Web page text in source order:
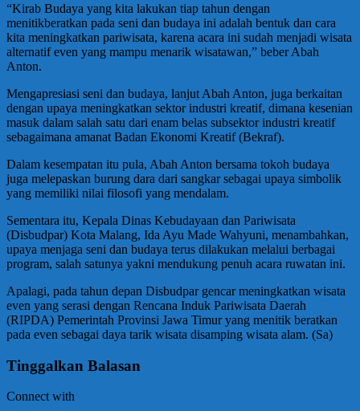
“Kirab Budaya yang kita lakukan tiap tahun dengan
menitikberatkan pada seni dan budaya ini adalah bentuk dan cara
kita meningkatkan pariwisata, karena acara ini sudah menjadi wisata
alternatif even yang mampu menarik wisatawan,” beber Abah
Anton.
Mengapresiasi seni dan budaya, lanjut Abah Anton, juga berkaitan
dengan upaya meningkatkan sektor industri kreatif, dimana kesenian
masuk dalam salah satu dari enam belas subsektor industri kreatif
sebagaimana amanat Badan Ekonomi Kreatif (Bekraf).
Dalam kesempatan itu pula, Abah Anton bersama tokoh budaya
juga melepaskan burung dara dari sangkar sebagai upaya simbolik
yang memiliki nilai filosofi yang mendalam.
Sementara itu, Kepala Dinas Kebudayaan dan Pariwisata
(Disbudpar) Kota Malang, Ida Ayu Made Wahyuni, menambahkan,
upaya menjaga seni dan budaya terus dilakukan melalui berbagai
program, salah satunya yakni mendukung penuh acara ruwatan ini.
Apalagi, pada tahun depan Disbudpar gencar meningkatkan wisata
even yang serasi dengan Rencana Induk Pariwisata Daerah
(RIPDA) Pemerintah Provinsi Jawa Timur yang menitik beratkan
pada even sebagai daya tarik wisata disamping wisata alam. (Sa)
Tinggalkan Balasan
Connect with